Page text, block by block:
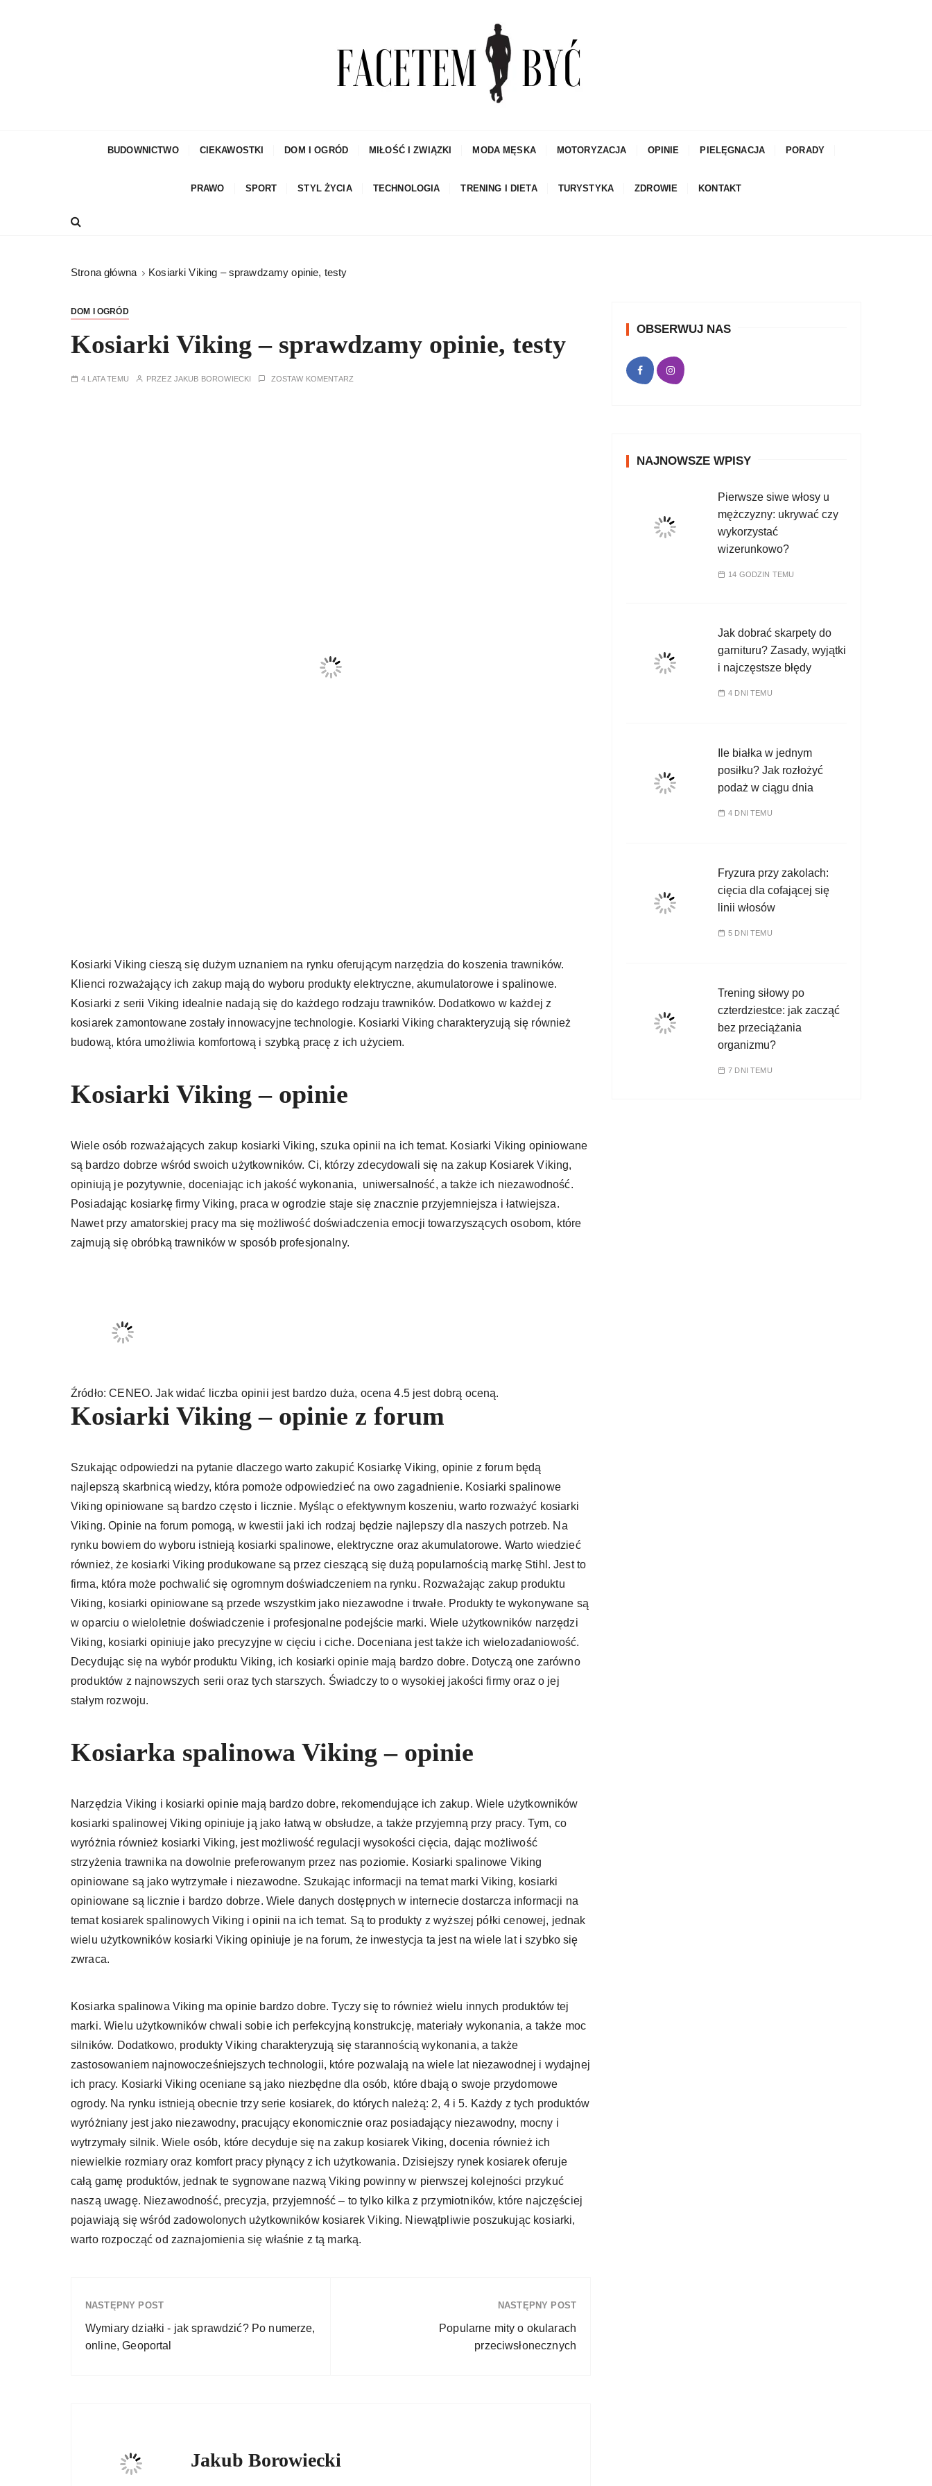
Facetem Być
BUDOWNICTWO CIEKAWOSTKI DOM I OGRÓD MIŁOŚĆ I ZWIĄZKI MODA MĘSKA MOTORYZACJA OPINIE PIELĘGNACJA PORADY
PRAWO SPORT STYL ŻYCIA TECHNOLOGIA TRENING I DIETA TURYSTYKA ZDROWIE KONTAKT
Strona główna Kosiarki Viking – sprawdzamy opinie, testy
DOM I OGRÓD
Kosiarki Viking – sprawdzamy opinie, testy
4 LATA TEMU PRZEZ JAKUB BOROWIECKI ZOSTAW KOMENTARZ
Kosiarki Viking cieszą się dużym uznaniem na rynku oferującym narzędzia do koszenia trawników.
Klienci rozważający ich zakup mają do wyboru produkty elektryczne, akumulatorowe i spalinowe.
Kosiarki z serii Viking idealnie nadają się do każdego rodzaju trawników. Dodatkowo w każdej z
kosiarek zamontowane zostały innowacyjne technologie. Kosiarki Viking charakteryzują się również
budową, która umożliwia komfortową i szybką pracę z ich użyciem.
Kosiarki Viking – opinie
Wiele osób rozważających zakup kosiarki Viking, szuka opinii na ich temat. Kosiarki Viking opiniowane
są bardzo dobrze wśród swoich użytkowników. Ci, którzy zdecydowali się na zakup Kosiarek Viking,
opiniują je pozytywnie, doceniając ich jakość wykonania, uniwersalność, a także ich niezawodność.
Posiadając kosiarkę firmy Viking, praca w ogrodzie staje się znacznie przyjemniejsza i łatwiejsza.
Nawet przy amatorskiej pracy ma się możliwość doświadczenia emocji towarzyszących osobom, które
zajmują się obróbką trawników w sposób profesjonalny.
Źródło: CENEO. Jak widać liczba opinii jest bardzo duża, ocena 4.5 jest dobrą oceną.
Kosiarki Viking – opinie z forum
Szukając odpowiedzi na pytanie dlaczego warto zakupić Kosiarkę Viking, opinie z forum będą
najlepszą skarbnicą wiedzy, która pomoże odpowiedzieć na owo zagadnienie. Kosiarki spalinowe
Viking opiniowane są bardzo często i licznie. Myśląc o efektywnym koszeniu, warto rozważyć kosiarki
Viking. Opinie na forum pomogą, w kwestii jaki ich rodzaj będzie najlepszy dla naszych potrzeb. Na
rynku bowiem do wyboru istnieją kosiarki spalinowe, elektryczne oraz akumulatorowe. Warto wiedzieć
również, że kosiarki Viking produkowane są przez cieszącą się dużą popularnością markę Stihl. Jest to
firma, która może pochwalić się ogromnym doświadczeniem na rynku. Rozważając zakup produktu
Viking, kosiarki opiniowane są przede wszystkim jako niezawodne i trwałe. Produkty te wykonywane są
w oparciu o wieloletnie doświadczenie i profesjonalne podejście marki. Wiele użytkowników narzędzi
Viking, kosiarki opiniuje jako precyzyjne w cięciu i ciche. Doceniana jest także ich wielozadaniowość.
Decydując się na wybór produktu Viking, ich kosiarki opinie mają bardzo dobre. Dotyczą one zarówno
produktów z najnowszych serii oraz tych starszych. Świadczy to o wysokiej jakości firmy oraz o jej
stałym rozwoju.
Kosiarka spalinowa Viking – opinie
Narzędzia Viking i kosiarki opinie mają bardzo dobre, rekomendujące ich zakup. Wiele użytkowników
kosiarki spalinowej Viking opiniuje ją jako łatwą w obsłudze, a także przyjemną przy pracy. Tym, co
wyróżnia również kosiarki Viking, jest możliwość regulacji wysokości cięcia, dając możliwość
strzyżenia trawnika na dowolnie preferowanym przez nas poziomie. Kosiarki spalinowe Viking
opiniowane są jako wytrzymałe i niezawodne. Szukając informacji na temat marki Viking, kosiarki
opiniowane są licznie i bardzo dobrze. Wiele danych dostępnych w internecie dostarcza informacji na
temat kosiarek spalinowych Viking i opinii na ich temat. Są to produkty z wyższej półki cenowej, jednak
wielu użytkowników kosiarki Viking opiniuje je na forum, że inwestycja ta jest na wiele lat i szybko się
zwraca.
Kosiarka spalinowa Viking ma opinie bardzo dobre. Tyczy się to również wielu innych produktów tej
marki. Wielu użytkowników chwali sobie ich perfekcyjną konstrukcję, materiały wykonania, a także moc
silników. Dodatkowo, produkty Viking charakteryzują się starannością wykonania, a także
zastosowaniem najnowocześniejszych technologii, które pozwalają na wiele lat niezawodnej i wydajnej
ich pracy. Kosiarki Viking oceniane są jako niezbędne dla osób, które dbają o swoje przydomowe
ogrody. Na rynku istnieją obecnie trzy serie kosiarek, do których należą: 2, 4 i 5. Każdy z tych produktów
wyróżniany jest jako niezawodny, pracujący ekonomicznie oraz posiadający niezawodny, mocny i
wytrzymały silnik. Wiele osób, które decyduje się na zakup kosiarek Viking, docenia również ich
niewielkie rozmiary oraz komfort pracy płynący z ich użytkowania. Dzisiejszy rynek kosiarek oferuje
całą gamę produktów, jednak te sygnowane nazwą Viking powinny w pierwszej kolejności przykuć
naszą uwagę. Niezawodność, precyzja, przyjemność – to tylko kilka z przymiotników, które najczęściej
pojawiają się wśród zadowolonych użytkowników kosiarek Viking. Niewątpliwie poszukując kosiarki,
warto rozpocząć od zaznajomienia się właśnie z tą marką.
NASTĘPNY POST
Wymiary działki - jak sprawdzić? Po numerze,
online, Geoportal
NASTĘPNY POST
Popularne mity o okularach
przeciwsłonecznych
Jakub Borowiecki
OBSERWUJ NAS
NAJNOWSZE WPISY
Pierwsze siwe włosy u
mężczyzny: ukrywać czy
wykorzystać
wizerunkowo?
14 GODZIN TEMU
Jak dobrać skarpety do
garnituru? Zasady, wyjątki
i najczęstsze błędy
4 DNI TEMU
Ile białka w jednym
posiłku? Jak rozłożyć
podaż w ciągu dnia
4 DNI TEMU
Fryzura przy zakolach:
cięcia dla cofającej się
linii włosów
5 DNI TEMU
Trening siłowy po
czterdziestce: jak zacząć
bez przeciążania
organizmu?
7 DNI TEMU